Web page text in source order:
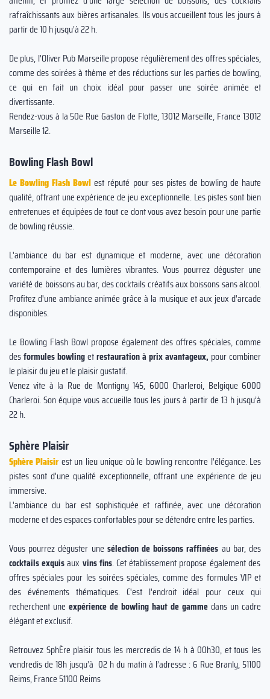
rafraîchissants aux bières artisanales. Ils vous accueillent tous les jours à
partir de 10 h jusqu’à 22 h.
De plus, l'Oliver Pub Marseille propose régulièrement des offres spéciales,
comme des soirées à thème et des réductions sur les parties de bowling,
ce qui en fait un choix idéal pour passer une soirée animée et
divertissante.
Rendez-vous à la 50e Rue Gaston de Flotte, 13012 Marseille, France 13012
Marseille 12.
Bowling Flash Bowl
Le Bowling Flash Bowlest réputé pour ses pistes de bowling de haute
qualité, offrant une expérience de jeu exceptionnelle. Les pistes sont bien
entretenues et équipées de tout ce dont vous avez besoin pour une partie
de bowling réussie.
L'ambiance du bar est dynamique et moderne, avec une décoration
contemporaine et des lumières vibrantes. Vous pourrez déguster une
variété de boissons au bar, des cocktails créatifs aux boissons sans alcool.
Profitez d'une ambiance animée grâce à la musique et aux jeux d'arcade
disponibles.
Le Bowling Flash Bowl propose également des offres spéciales, comme
desformules bowlingetrestauration à prix avantageux, pour combiner
le plaisir du jeu et le plaisir gustatif.
Venez vite à la Rue de Montigny 145, 6000 Charleroi, Belgique 6000
Charleroi. Son équipe vous accueille tous les jours à partir de 13 h jusqu’à
22 h.
Sphère Plaisir
Sphère Plaisirest un lieu unique où le bowling rencontre l'élégance. Les
pistes sont d'une qualité exceptionnelle, offrant une expérience de jeu
immersive.
L'ambiance du bar est sophistiquée et raffinée, avec une décoration
moderne et des espaces confortables pour se détendre entre les parties.
Vous pourrez déguster une sélection de boissons raffinées au bar, des
cocktails exquisaux vins fins. Cet établissement propose également des
offres spéciales pour les soirées spéciales, comme des formules VIP et
des événements thématiques. C'est l'endroit idéal pour ceux qui
recherchent une expérience de bowling haut de gamme dans un cadre
élégant et exclusif.
Retrouvez SphÈre plaisir tous les mercredis de 14 h à 00h30, et tous les
vendredis de 18h jusqu’à 02 h du matin à l’adresse : 6 Rue Branly, 51100
Reims, France 51100 Reims